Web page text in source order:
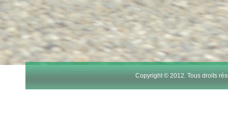
15
16
Copyright © 2012. Tous droits